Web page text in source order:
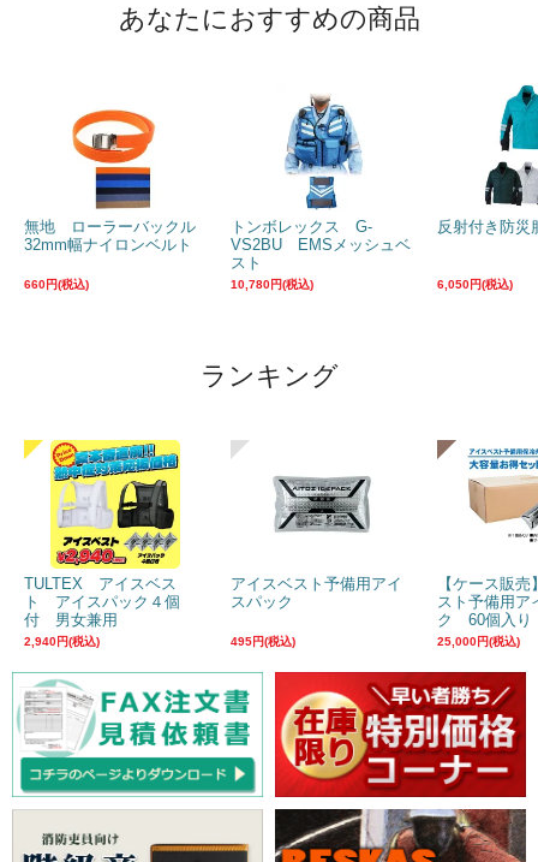
あなたにおすすめの商品
無地 ローラーバックル
32mm幅ナイロンベルト
660円(税込)
トンボレックス G-
VS2BU EMSメッシュベ
スト
10,780円(税込)
反射付き防災
6,050円(税込)
ランキング
TULTEX アイスベス
ト アイスパック４個
付 男女兼用
2,940円(税込)
アイスベスト予備用アイ
スパック
495円(税込)
【ケース販
スト予備用ア
ク 60個入り
25,000円(税込)